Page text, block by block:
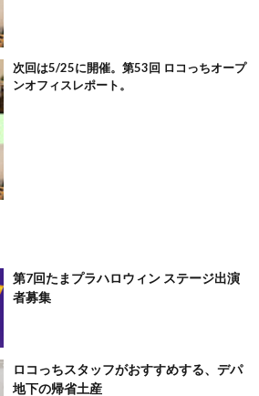
次回は5/25に開催。第53回 ロコっちオープ
ンオフィスレポート。
第7回たまプラハロウィン ステージ出演
者募集
ロコっちスタッフがおすすめする、デパ
地下の帰省土産